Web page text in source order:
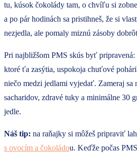
tu, kúsok čokolády tam, o chvíľu si
a po pár hodinách sa pristihneš, že si
nezjedla, ale pomaly miznú zásoby
Pri najbližšom PMS skús byť pripravená:
ktoré ťa zasýtia, uspokoja chuťové
niečo medzi jedlami vyjedať. Zameraj sa
sacharidov, zdravé tuky a minimálne 30
jedle.
Náš tip: na raňajky si môžeš pripraviť
s ovocím a čokoládou. Keďže počas